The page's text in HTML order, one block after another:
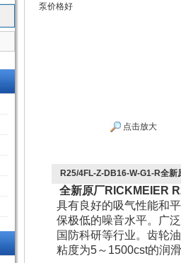
泵价格好
点击放大
R25/4FL-Z-DB16-W-G1-R全
全新原厂RICKMEIER
具有良好的吸气性能和
保极低的噪音水平。广
国防科研等行业。齿轮
粘度为5～1500cst的润